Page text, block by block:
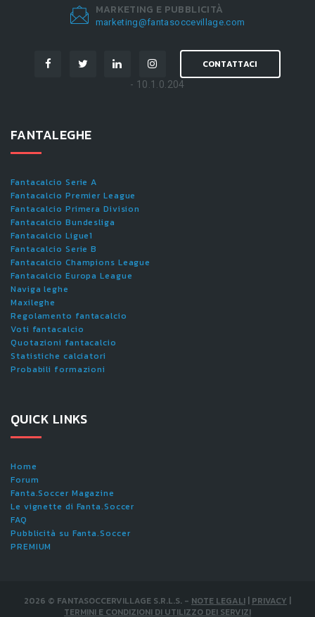
MARKETING E PUBBLICITÀ
marketing@fantasoccevillage.com
CONTATTACI
- 10.1.0.204
FANTALEGHE
Fantacalcio Serie A
Fantacalcio Premier League
Fantacalcio Primera Division
Fantacalcio Bundesliga
Fantacalcio Ligue1
Fantacalcio Serie B
Fantacalcio Champions League
Fantacalcio Europa League
Naviga leghe
Maxileghe
Regolamento fantacalcio
Voti fantacalcio
Quotazioni fantacalcio
Statistiche calciatori
Probabili formazioni
QUICK LINKS
Home
Forum
Fanta.Soccer Magazine
Le vignette di Fanta.Soccer
FAQ
Pubblicità su Fanta.Soccer
PREMIUM
2026 © FANTASOCCERVILLAGE S.R.L.S. - NOTE LEGALI | PRIVACY |
TERMINI E CONDIZIONI DI UTILIZZO DEI SERVIZI